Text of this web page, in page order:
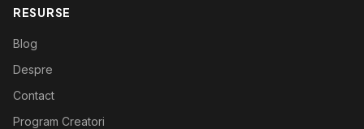
RESURSE
Blog
Despre
Contact
Program Creatori